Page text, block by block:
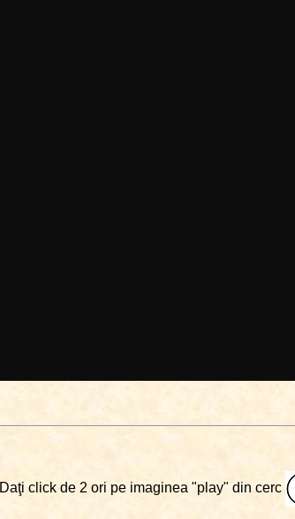
Daţi click de 2 ori pe imaginea "play" din cerc